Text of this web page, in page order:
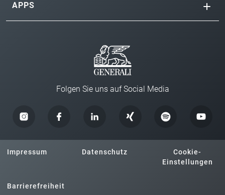
APPS
Folgen Sie uns auf Social Media
Impressum Datenschutz
Cookie-
Einstellungen
Barrierefreiheit